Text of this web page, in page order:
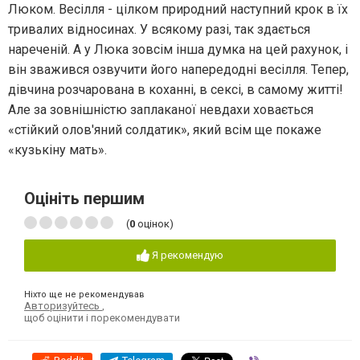
Люком. Весілля - цілком природний наступний крок в їх
тривалих відносинах. У всякому разі, так здається
нареченій. А у Люка зовсім інша думка на цей рахунок, і
він зважився озвучити його напередодні весілля. Тепер,
дівчина розчарована в коханні, в сексі, в самому житті!
Але за зовнішністю заплаканої невдахи ховається
«стійкий олов'яний солдатик», який всім ще покаже
«кузькіну мать».
Оцініть першим
(0 оцінок)
Я рекомендую
Ніхто ще не рекомендував
Авторизуйтесь ,
щоб оцінити і порекомендувати